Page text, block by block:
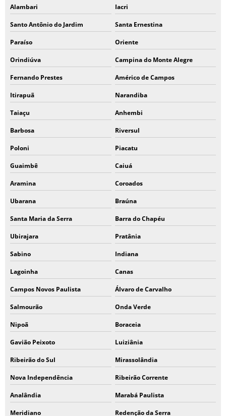
Alambari Iacri
Santo Antônio do Jardim Santa Ernestina
Paraíso Oriente
Orindiúva Campina do Monte Alegre
Fernando Prestes Américo de Campos
Itirapuã Narandiba
Taiaçu Anhembi
Barbosa Riversul
Poloni Piacatu
Guaimbê Caiuá
Aramina Coroados
Ubarana Braúna
Santa Maria da Serra Barra do Chapéu
Ubirajara Pratânia
Sabino Indiana
Lagoinha Canas
Campos Novos Paulista Álvaro de Carvalho
Salmourão Onda Verde
Nipoã Boraceia
Gavião Peixoto Luiziânia
Ribeirão do Sul Mirassolândia
Nova Independência Ribeirão Corrente
Analândia Marabá Paulista
Meridiano Redenção da Serra